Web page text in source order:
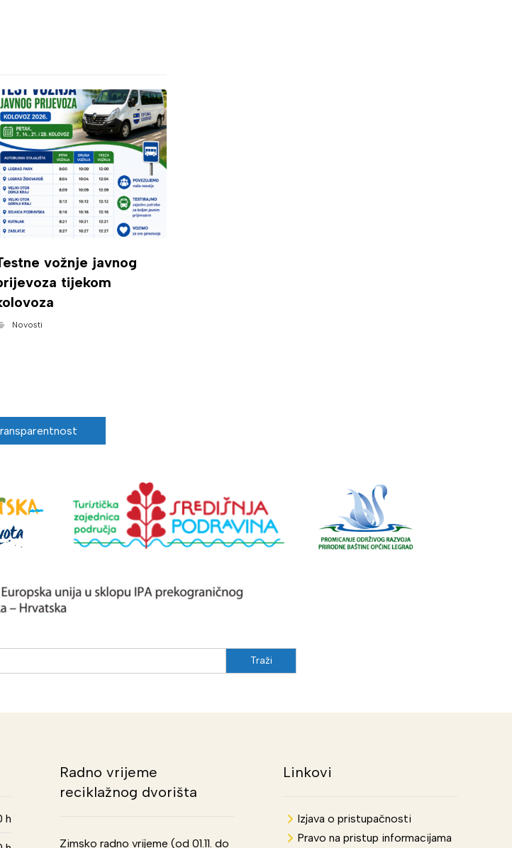
vožnje javnog
tijekom
Novosti
h
Radno vrijeme
reciklažnog dvorišta
Zimsko radno vrijeme (od 01.11. do
Linkovi
Izjava o pristupačnosti
Pravo na pristup informacijama